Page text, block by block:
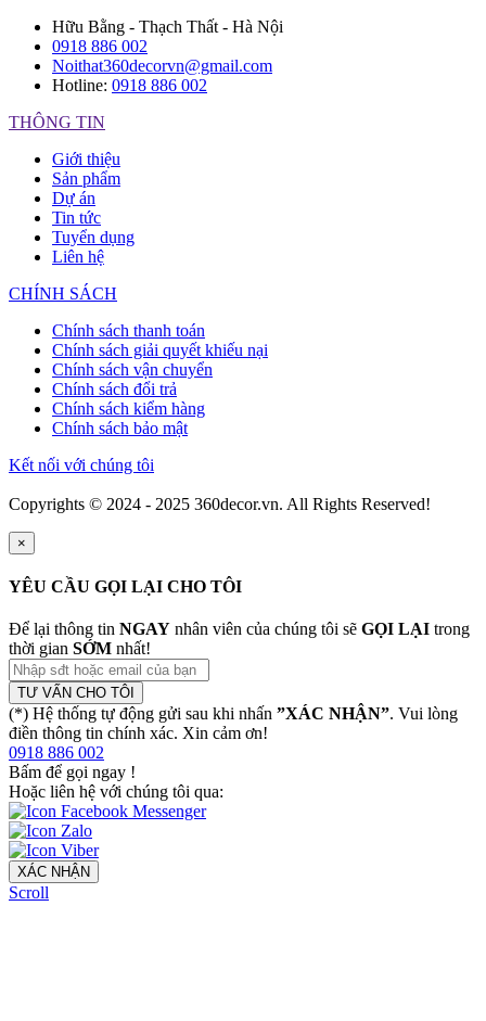
Hữu Bằng - Thạch Thất - Hà Nội
0918 886 002
Noithat360decorvn@gmail.com
Hotline: 0918 886 002
THÔNG TIN
Giới thiệu
Sản phẩm
Dự án
Tin tức
Tuyển dụng
Liên hệ
CHÍNH SÁCH
Chính sách thanh toán
Chính sách giải quyết khiếu nại
Chính sách vận chuyển
Chính sách đổi trả
Chính sách kiểm hàng
Chính sách bảo mật
Kết nối với chúng tôi
Copyrights © 2024 - 2025 360decor.vn. All Rights Reserved!
×
YÊU CẦU GỌI LẠI CHO TÔI
Để lại thông tin NGAY nhân viên của chúng tôi sẽ GỌI LẠI trong
thời gian SỚM nhất!
TƯ VẤN CHO TÔI
(*) Hệ thống tự động gửi sau khi nhấn ”XÁC NHẬN”. Vui lòng
điền thông tin chính xác. Xin cảm ơn!
0918 886 002
Bấm để gọi ngay !
Hoặc liên hệ với chúng tôi qua:
XÁC NHẬN
Scroll